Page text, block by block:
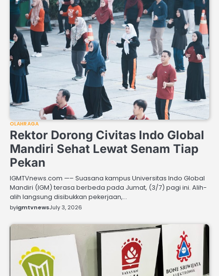
OLAHRAGA
Rektor Dorong Civitas Indo Global
Mandiri Sehat Lewat Senam Tiap
Pekan
IGMTVnews.com —– Suasana kampus Universitas Indo Global
Mandiri (IGM) terasa berbeda pada Jumat, (3/7) pagi ini. Alih-
alih langsung disibukkan pekerjaan,…
byigmtvnewsJuly 3, 2026